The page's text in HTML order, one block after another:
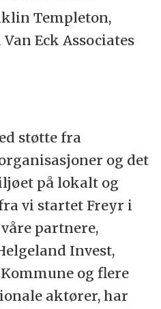
Templeton,
Eck Associates
støtte fra
og det
på lokalt og
vi startet Freyr i
partnere,
Invest,
og flere
aktører, har